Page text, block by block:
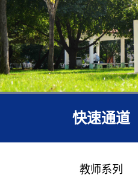
快速通道
教师系列